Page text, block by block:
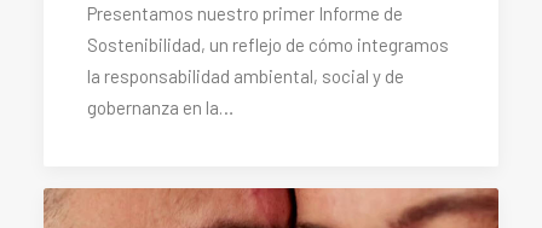
Presentamos nuestro primer Informe de
Sostenibilidad, un reflejo de cómo integramos
la responsabilidad ambiental, social y de
gobernanza en la…